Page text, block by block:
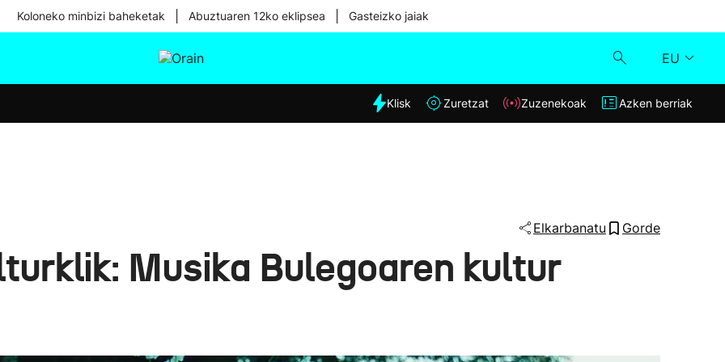
Koloneko minbizi baheketak Abuztuaren 12ko eklipsea Gasteizko jaiak
EU
Eguraldia
Klisk
Klisk Zuretzat Zuzenekoak Azken berriak
Elkarbanatu Gorde
Musika Bulegoaren kultur